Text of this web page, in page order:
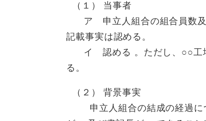
（１） 当事者
ア 申立人組合の組合員数及
記載事実は認める。
イ 認める 。ただし、○○工場
る。
（２） 背景事実
申立人組合の結成の経過に